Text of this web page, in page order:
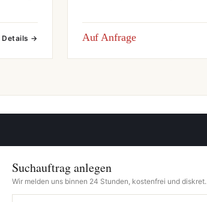
Details → Auf Anfrage
Suchauftrag anlegen
Wir melden uns binnen 24 Stunden, kostenfrei und diskret.